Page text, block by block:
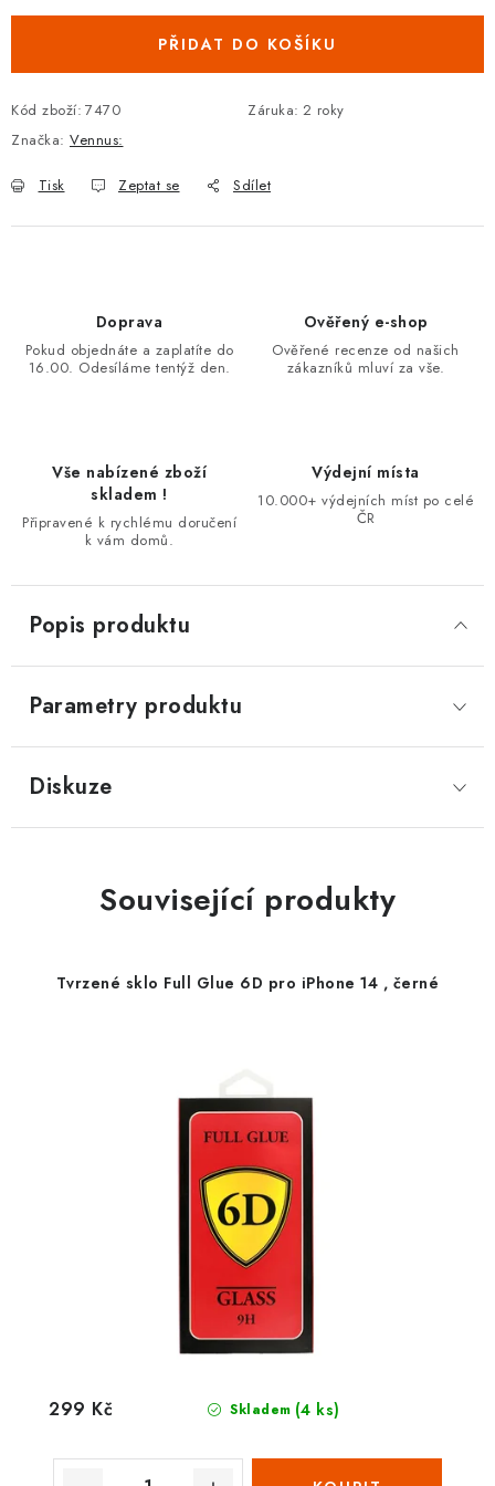
PŘIDAT DO KOŠÍKU
Kód zboží: 7470 Záruka: 2 roky
Značka: Vennus:
Tisk Zeptat se Sdílet
Doprava
Pokud objednáte a zaplatíte do
16.00. Odesíláme tentýž den.
Ověřený e-shop
Ověřené recenze od našich
zákazníků mluví za vše.
Vše nabízené zboží
skladem !
Připravené k rychlému doručení
k vám domů.
Výdejní místa
10.000+ výdejních míst po celé
ČR
Popis produktu
Parametry produktu
Diskuze
Související produkty
Tvrzené sklo Full Glue 6D pro iPhone 14 , černé
Skladem (4 ks)
299 Kč